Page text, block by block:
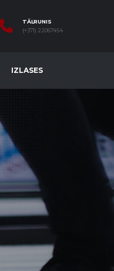
TĀLRUNIS
(+371) 22067454
IZLASES